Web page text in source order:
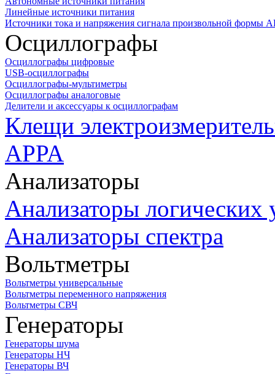
Линейные источники питания
Источники тока и напряжения сигнала произвольной формы
Осциллографы
Осциллографы цифровые
USB-осциллографы
Осциллографы-мультиметры
Осциллографы аналоговые
Делители и аксессуары к осциллографам
Клещи
APPA
Анализаторы
Анализаторы логических
Анализаторы спектра
Вольтметры
Вольтметры универсальные
Вольтметры переменного напряжения
Вольтметры СВЧ
Генераторы
Генераторы шума
Генераторы НЧ
Генераторы ВЧ